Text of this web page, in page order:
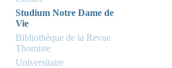
Studium Notre Dame de
Vie
Bibliothèque de la Revue
Thomiste
Universitaire